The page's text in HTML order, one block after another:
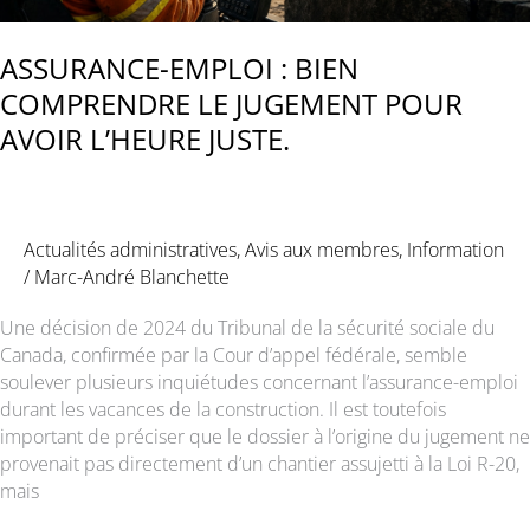
ASSURANCE-EMPLOI : BIEN
COMPRENDRE LE JUGEMENT POUR
AVOIR L’HEURE JUSTE.
Actualités administratives,Avis aux membres, Information
/Marc-André Blanchette
Une décision de 2024 du Tribunal de la sécurité sociale du
Canada, confirmée par la Cour d’appel fédérale, semble
soulever plusieurs inquiétudes concernant l’assurance-emploi
durant les vacances de la construction. Il est toutefois
important de préciser que le dossier à l’origine du jugement ne
provenait pas directement d’un chantier assujetti à la Loi R-20,
mais